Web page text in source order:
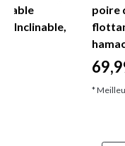
Inclinable,
poire
*